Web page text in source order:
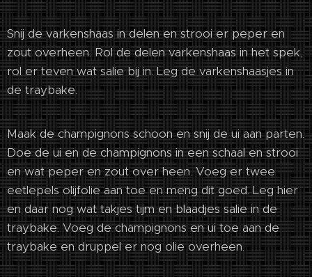
Snij de varkenshaas in delen en strooi er peper en
zout overheen. Rol de delen varkenshaas in het spek,
rol er teven wat salie bij in. Leg de varkenshaasjes in
de traybake.
Maak de champignons schoon en snij de ui aan parten.
Doe de ui en de champignons in een schaal en strooi
en wat peper en zout over heen. Voeg er twee
eetlepels olijfolie aan toe en meng dit goed. Leg hier
en daar nog wat takjes tijm en blaadjes salie in de
traybake. Voeg de champignons en ui toe aan de
traybake en druppel er nog olie overheen.